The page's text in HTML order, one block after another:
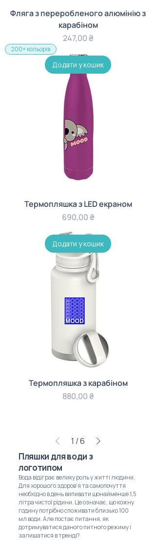
Фляга з переробленого алюмінію з
карабіном
Ціна
247,00 ₴
Додати у кошик
200+ кольорів
Термопляшка з LED екраном
Ціна
690,00 ₴
Додати у кошик
Термопляшка з карабіном
Ціна
880,00 ₴
1 /6
Пляшки для води з
логотипом
Вода відіграє велику роль у житті людини.
Для хорошого здоров'я та самопочуття
необхідно в день випивати щонайменше 1,5
літра чистої рідини. Це означає, що кожну
годину потрібно споживати близько 100
мл води. Але постає питання, як
дотримуватися даного питного режиму і
залишатися в тренді?